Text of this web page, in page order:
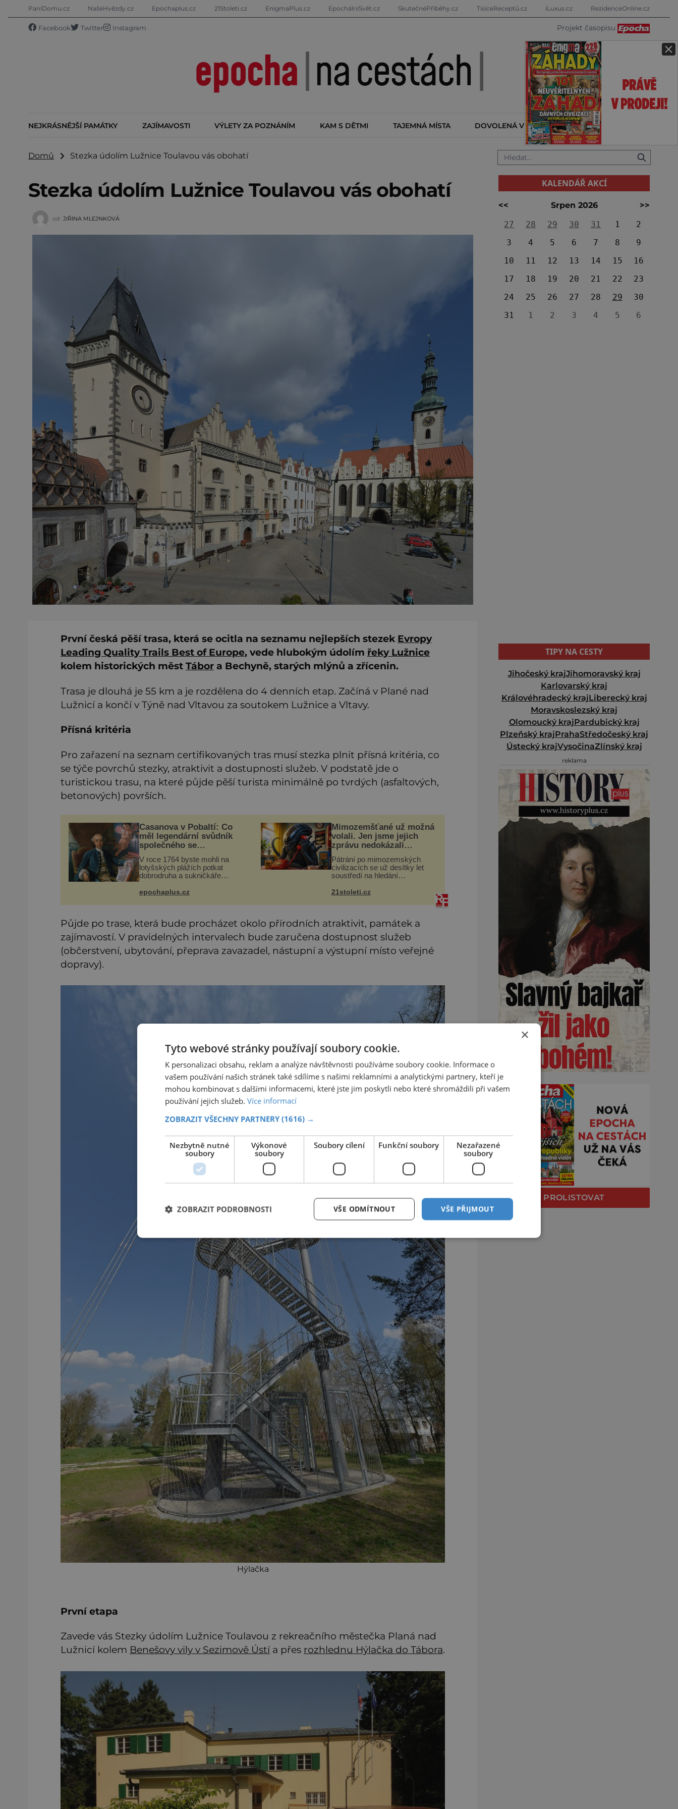
×
PaníDomu.cz NašeHvězdy.cz Epochaplus.cz 21Stoleti.cz EnigmaPlus.cz EpochálníSvět.cz SkutečnéPříběhy.cz TisíceReceptů.cz iLuxus.cz RezidenceOnline.cz
Facebook Twitter Instagram Projekt časopisu
NEJKRÁSNĚJŠÍ PAMÁTKY ZAJÍMAVOSTI VÝLETY ZA POZNÁNÍM KAM S DĚTMI TAJEMNÁ MÍSTA DOVOLENÁ V ZAHRANIČÍ KALENDÁŘ AKCÍ
Domů Stezka údolím Lužnice Toulavou vás obohatí
Stezka údolím Lužnice Toulavou vás obohatí
od JIŘINA MLEJNKOVÁ
První česká pěší trasa, která se ocitla na seznamu nejlepších stezek Evropy
Leading Quality Trails Best of Europe, vede hlubokým údolím řeky Lužnice
kolem historických měst Tábor a Bechyně, starých mlýnů a zřícenin.
Trasa je dlouhá je 55 km a je rozdělena do 4 denních etap. Začíná v Plané nad
Lužnicí a končí v Týně nad Vltavou za soutokem Lužnice a Vltavy.
Přísná kritéria
Pro zařazení na seznam certifikovaných tras musí stezka plnit přísná kritéria, co
se týče povrchů stezky, atraktivit a dostupnosti služeb. V podstatě jde o
turistickou trasu, na které půjde pěší turista minimálně po tvrdých (asfaltových,
betonových) površích.
Casanova v Pobaltí: Co
měl legendární svůdník
společného se
svobodnými zednáři?
V roce 1764 byste mohli na
lotyšských plážích potkat
dobrodruha a sukničkáře
Giacoma Casanovu. Jeho
cesta k Baltskému moři však
ryze pracovní cestou se
epochaplus.cz
Mimozemšťané už možná
volali. Jen jsme jejich
zprávu nedokázali
rozpoznat
Pátrání po mimozemských
civilizacích se už desítky let
soustředí na hledání
signálů, které by příroda sama
však naznačuje, že právě tato
21stoleti.cz
Půjde po trase, která bude procházet okolo přírodních atraktivit, památek a
zajímavostí. V pravidelných intervalech bude zaručena dostupnost služeb
(občerstvení, ubytování, přeprava zavazadel, nástupní a výstupní místo veřejné
dopravy).
Hýlačka
První etapa
Zavede vás Stezky údolím Lužnice Toulavou z rekreačního městečka Planá nad
Lužnicí kolem Benešovy vily v Sezimově Ústía přes rozhlednu Hýlačka do Tábora.
KALENDÁŘ AKCÍ
<< Srpen 2026
>>
27
28 29 30 31 1
2
3
4 5 6 7 8
9
10
11 12 13 14 15
16
17
18 19 20 21 22
23
24
25 26 27 28 29
30
31
1 2 3 4 5 6
TIPY NA CESTY
Jihočeský krajJihomoravský kraj
Karlovarský kraj
Královéhradecký krajLiberecký kraj
Moravskoslezský kraj
Olomoucký krajPardubický kraj
Plzeňský krajPrahaStředočeský kraj
Ústecký krajVysočinaZlínský kraj
reklama
PROLISTOVAT
×
Tyto webové stránky používají soubory cookie.
K personalizaci obsahu, reklam a analýze návštěvnosti používáme soubory cookie. Informace o
vašem používání našich stránek také sdílíme s našimi reklamními a analytickými partnery, kteří je
mohou kombinovat s dalšími informacemi, které jste jim poskytli nebo které shromáždili při vašem
používání jejich služeb. Více informací
ZOBRAZIT VŠECHNY PARTNERY (1616) →
Nezbytně nutné
soubory
Výkonové
soubory
Soubory cílení Funkční soubory
Nezařazené
soubory
VŠE PŘIJMOUT
VŠE ODMÍTNOUT
ZOBRAZIT PODROBNOSTI